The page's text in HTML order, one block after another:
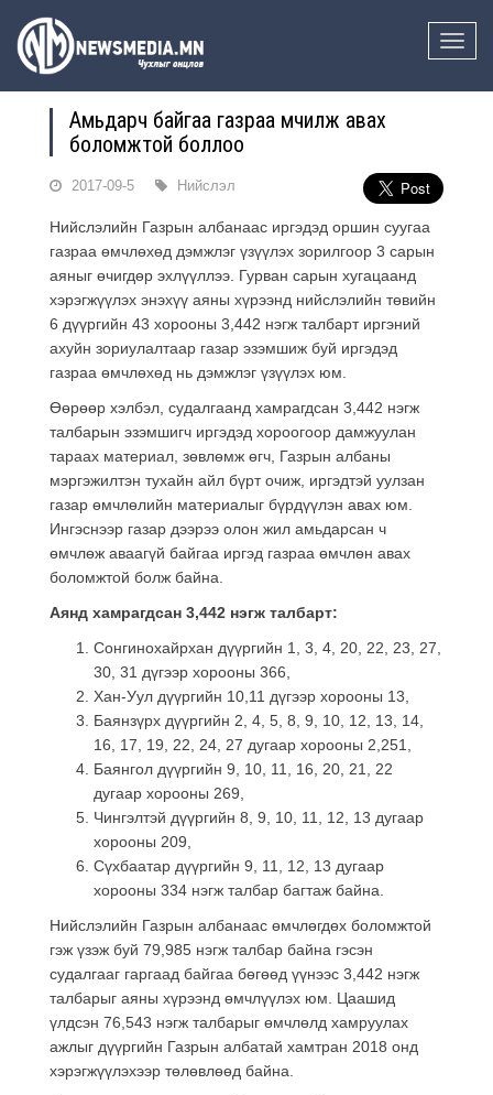
Toggle
Амьдарч байгаа газраа өмчилж авах
боломжтой боллоо
2017-09-5 Нийслэл
Нийслэлийн Газрын албанаас иргэдэд оршин суугаа
газраа өмчлөхөд дэмжлэг үзүүлэх зорилгоор 3 сарын
аяныг өчигдөр эхлүүллээ. Гурван сарын хугацаанд
хэрэгжүүлэх энэхүү аяны хүрээнд нийслэлийн төвийн
6 дүүргийн 43 хорооны 3,442 нэгж талбарт иргэний
ахуйн зориулалтаар газар эзэмшиж буй иргэдэд
газраа өмчлөхөд нь дэмжлэг үзүүлэх юм.
Өөрөөр хэлбэл, судалгаанд хамрагдсан 3,442 нэгж
талбарын эзэмшигч иргэдэд хороогоор дамжуулан
тараах материал, зөвлөмж өгч, Газрын албаны
мэргэжилтэн тухайн айл бүрт очиж, иргэдтэй уулзан
газар өмчлөлийн материалыг бүрдүүлэн авах юм.
Ингэснээр газар дээрээ олон жил амьдарсан ч
өмчлөж аваагүй байгаа иргэд газраа өмчлөн авах
боломжтой болж байна.
Аянд хамрагдсан 3,442 нэгж талбарт:
Сонгинохайрхан дүүргийн 1, 3, 4, 20, 22, 23, 27,
30, 31 дүгээр хорооны 366,
Хан-Уул дүүргийн 10,11 дүгээр хорооны 13,
Баянзүрх дүүргийн 2, 4, 5, 8, 9, 10, 12, 13, 14,
16, 17, 19, 22, 24, 27 дугаар хорооны 2,251,
Баянгол дүүргийн 9, 10, 11, 16, 20, 21, 22
дугаар хорооны 269,
Чингэлтэй дүүргийн 8, 9, 10, 11, 12, 13 дугаар
хорооны 209,
Сүхбаатар дүүргийн 9, 11, 12, 13 дугаар
хорооны 334 нэгж талбар багтаж байна.
Нийслэлийн Газрын албанаас өмчлөгдөх боломжтой
гэж үзэж буй 79,985 нэгж талбар байна гэсэн
судалгааг гаргаад байгаа бөгөөд үүнээс 3,442 нэгж
талбарыг аяны хүрээнд өмчлүүлэх юм. Цаашид
үлдсэн 76,543 нэгж талбарыг өмчлөлд хамруулах
ажлыг дүүргийн Газрын албатай хамтран 2018 онд
хэрэгжүүлэхээр төлөвлөөд байна.